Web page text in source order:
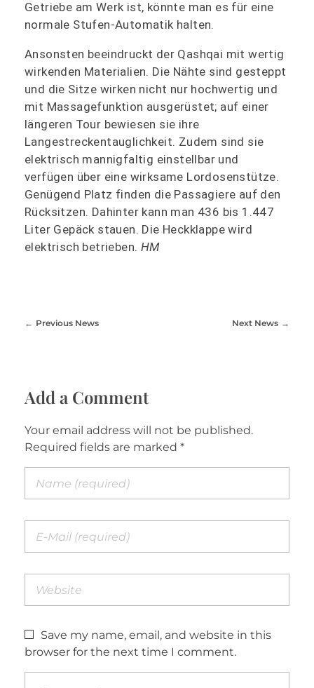
Getriebe am Werk ist, könnte man es für eine
normale Stufen-Automatik halten.
Ansonsten beeindruckt der Qashqai mit wertig
wirkenden Materialien. Die Nähte sind gesteppt
und die Sitze wirken nicht nur hochwertig und
mit Massagefunktion ausgerüstet; auf einer
längeren Tour bewiesen sie ihre
Langestreckentauglichkeit. Zudem sind sie
elektrisch mannigfaltig einstellbar und
verfügen über eine wirksame Lordosenstütze.
Genügend Platz finden die Passagiere auf den
Rücksitzen. Dahinter kann man 436 bis 1.447
Liter Gepäck stauen. Die Heckklappe wird
elektrisch betrieben. HM
Previous News Next News
Add a Comment
Your email address will not be published.
Required fields are marked *
Save my name, email, and website in this
browser for the next time I comment.